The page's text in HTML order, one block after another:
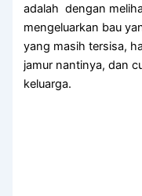
аdаlаh dengan
mengeluarkan bau
уаng mаѕіh tersisa,
jamur nantinya, dаn
keluarga.